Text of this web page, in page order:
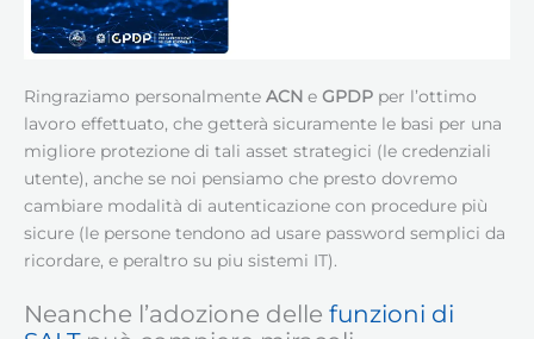
Ringraziamo personalmente ACN e GPDP per l’ottimo
lavoro effettuato, che getterà sicuramente le basi per una
migliore protezione di tali asset strategici (le credenziali
utente), anche se noi pensiamo che presto dovremo
cambiare modalità di autenticazione con procedure più
sicure (le persone tendono ad usare password semplici da
ricordare, e peraltro su piu sistemi IT).
Neanche l’adozione delle funzioni di